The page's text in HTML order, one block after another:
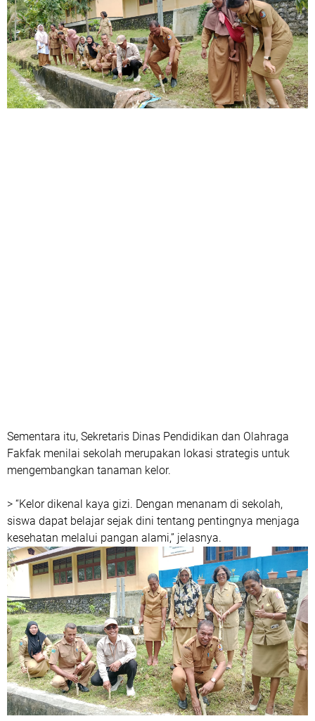
Sementara itu, Sekretaris Dinas Pendidikan dan Olahraga
Fakfak menilai sekolah merupakan lokasi strategis untuk
mengembangkan tanaman kelor.
> “Kelor dikenal kaya gizi. Dengan menanam di sekolah,
siswa dapat belajar sejak dini tentang pentingnya menjaga
kesehatan melalui pangan alami,” jelasnya.